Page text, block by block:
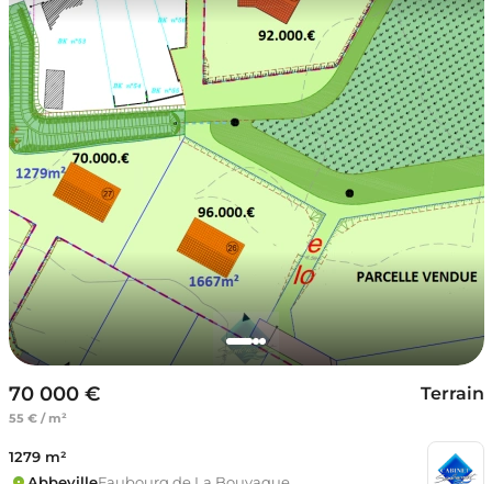
70 000 €
55 € / m²
Terrain
1279 m²